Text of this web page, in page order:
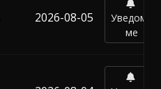
2026-08-05
Уведоми
ме